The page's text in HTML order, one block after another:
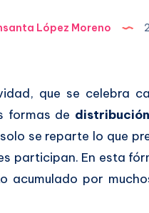
López Moreno
que se celebra
formas de
se reparte lo que
participan. En esta
acumulado por